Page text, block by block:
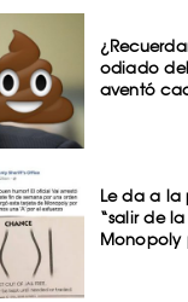
odiado
aventó
Le da a la
“salir de
Monopoly